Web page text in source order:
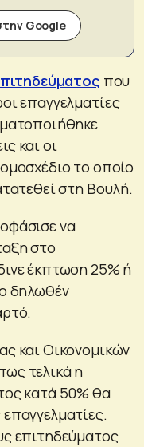
Google
που
επαγγελματίες
και οι
το οποίο
στη Βουλή.
να
στο
έκπτωση 25% ή
δηλωθέν
και Οικονομικών
τελικά η
κατά 50% θα
επιτηδεύματος